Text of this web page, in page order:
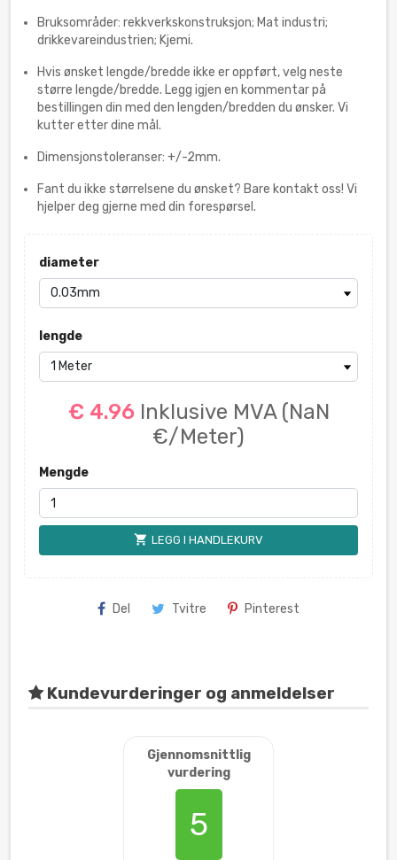
Bruksområder: rekkverkskonstruksjon; Mat industri;
drikkevareindustrien; Kjemi.
Hvis ønsket lengde/bredde ikke er oppført, velg neste
større lengde/bredde. Legg igjen en kommentar på
bestillingen din med den lengden/bredden du ønsker. Vi
kutter etter dine mål.
Dimensjonstoleranser: +/-2mm.
Fant du ikke størrelsene du ønsket? Bare kontakt oss! Vi
hjelper deg gjerne med din forespørsel.
diameter
lengde
€ 4.96 Inklusive MVA (NaN
€/Meter)
Mengde
shopping_cart LEGG I HANDLEKURV
Del Tvitre Pinterest
Kundevurderinger og anmeldelser
Gjennomsnittlig
vurdering
5